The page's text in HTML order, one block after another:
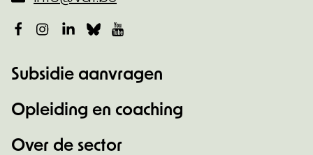
Facebook
Instagram
LinkedIn
Bluesky
Subsidie aanvragen
Opleiding en coaching
Over de sector